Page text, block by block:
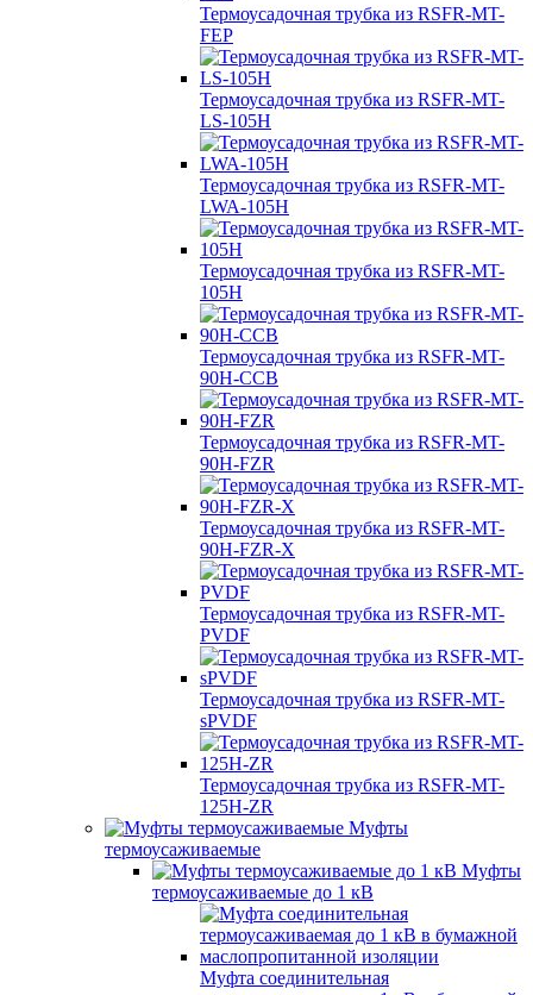
Термоусадочная трубка из RSFR-MT-
FEP
Термоусадочная трубка из RSFR-MT-
LS-105H
Термоусадочная трубка из RSFR-MT-
LWA-105H
Термоусадочная трубка из RSFR-MT-
105H
Термоусадочная трубка из RSFR-MT-
90H-CCB
Термоусадочная трубка из RSFR-MT-
90H-FZR
Термоусадочная трубка из RSFR-MT-
90H-FZR-X
Термоусадочная трубка из RSFR-MT-
PVDF
Термоусадочная трубка из RSFR-MT-
sPVDF
Термоусадочная трубка из RSFR-MT-
125H-ZR
Муфты
термоусаживаемые
Муфты
термоусаживаемые до 1 кВ
Муфта соединительная